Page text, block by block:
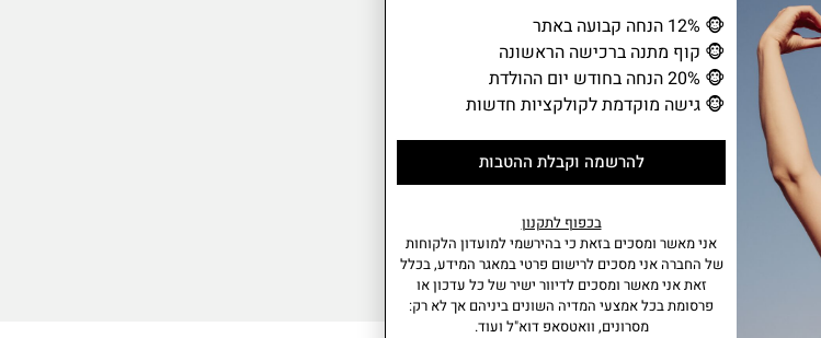
🐵
🐵 קוף מתנה ברכישה הראשונה
🐵
🐵 גישה מוקדמת לקולקציות חדשות
להרשמה וקבלת ההטבות
בכפוף לתקנון
אני מאשר ומסכים בזאת כי בהירשמי למועדון הלקוחות
של החברה אני מסכים לרישום פרטי במאגר המידע, בכלל
זאת אני מאשר ומסכים לדיוור ישיר של כל עדכון או
פרסומת בכל אמצעי המדיה השונים ביניהם אך לא רק:
מסרונים, וואטסאפ דוא"ל ועוד.